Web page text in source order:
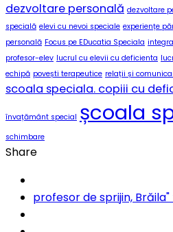
dezvoltare personală dezvoltare
specială elevi cu nevoi speciale experiențe
personală Focus pe EDucatia Speciala
profesor-elev lucrul cu elevii cu deficienta
echipă povești terapeutice relații și
scoala speciala. copiii cu
învațământ special școala
schimbare
Share
profesor de sprijin,